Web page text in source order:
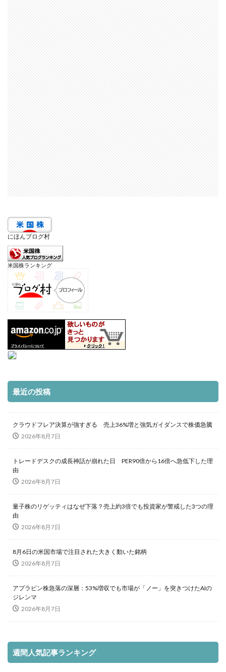
にほんブログ村
米国株ランキング
最近の投稿
クラウドフレア決算が強すぎる 売上36%増と強気ガイダンスで株価急騰
2026年8月7日
トレードデスクの成長神話が崩れた日 PER90倍から16倍へ急低下した理
由
2026年8月7日
量子株のリゲッティはなぜ下落？売上約3倍でも投資家が警戒した3つの理
由
2026年8月7日
8月6日の米国市場で注目された大きく動いた銘柄
2026年8月7日
アプラビン株急落の深層：53%増収でも市場が「ノー」を突きつけたAIの
ジレンマ
2026年8月7日
週間人気記事ランキング